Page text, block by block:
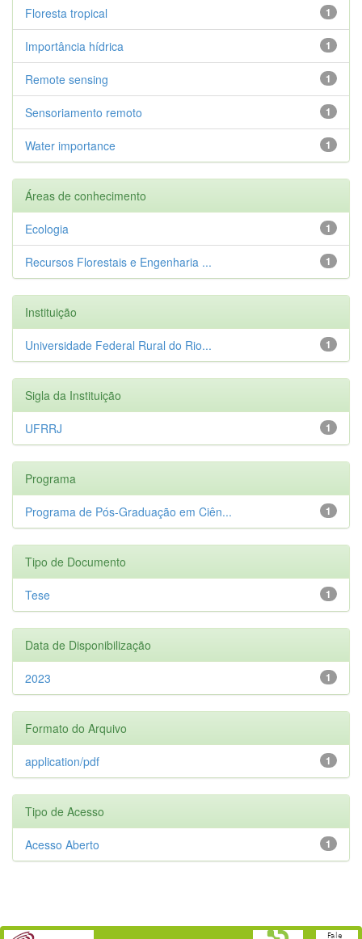
1
Floresta tropical
1
Importância hídrica
1
Remote sensing
1
Sensoriamento remoto
1
Water importance
Áreas de conhecimento
1
Ecologia
1
Recursos Florestais e Engenharia ...
Instituição
1
Universidade Federal Rural do Rio...
Sigla da Instituição
1
UFRRJ
Programa
1
Programa de Pós-Graduação em Ciên...
Tipo de Documento
1
Tese
Data de Disponibilização
1
2023
Formato do Arquivo
1
application/pdf
Tipo de Acesso
1
Acesso Aberto